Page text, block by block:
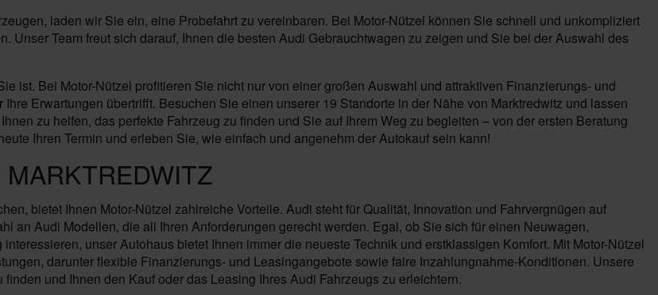
laden wir Sie ein, eine Probefahrt zu vereinbaren. Bei Motor-Nützel können Sie schnell und unkompliziert
Unser Team freut sich darauf, Ihnen die besten Audi Gebrauchtwagen zu zeigen und Sie bei der Auswahl des
ist. Bei Motor-Nützel profitieren Sie nicht nur von einer großen Auswahl und attraktiven Finanzierungs- und
Erwartungen übertrifft. Besuchen Sie einen unserer 19 Standorte in der Nähe von Marktredwitz und lassen
zu helfen, das perfekte Fahrzeug zu finden und Sie auf Ihrem Weg zu begleiten – von der ersten Beratung
Ihren Termin und erleben Sie, wie einfach und angenehm der Autokauf sein kann!
bietet Ihnen Motor-Nützel zahlreiche Vorteile. Audi steht für Qualität, Innovation und Fahrvergnügen auf
an Audi Modellen, die all Ihren Anforderungen gerecht werden. Egal, ob Sie sich für einen Neuwagen,
unser Autohaus bietet Ihnen immer die neueste Technik und erstklassigen Komfort. Mit Motor-Nützel
darunter flexible Finanzierungs- und Leasingangebote sowie faire Inzahlungnahme-Konditionen. Unsere
und Ihnen den Kauf oder das Leasing Ihres Audi Fahrzeugs zu erleichtern.